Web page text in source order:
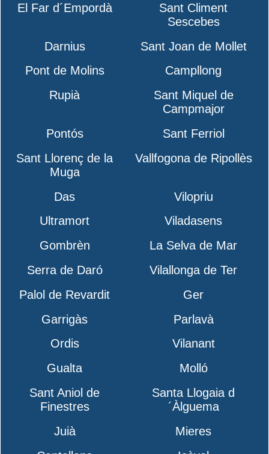
El Far d´Empordà
Sant Climent
Sescebes
Darnius
Sant Joan de Mollet
Pont de Molins
Campllong
Rupià
Sant Miquel de
Campmajor
Pontós
Sant Ferriol
Sant Llorenç de la
Muga
Vallfogona de Ripollès
Das
Vilopriu
Ultramort
Viladasens
Gombrèn
La Selva de Mar
Serra de Daró
Vilallonga de Ter
Palol de Revardit
Ger
Garrigàs
Parlavà
Ordis
Vilanant
Gualta
Molló
Sant Aniol de
Finestres
Santa Llogaia d
´Àlguema
Juià
Mieres